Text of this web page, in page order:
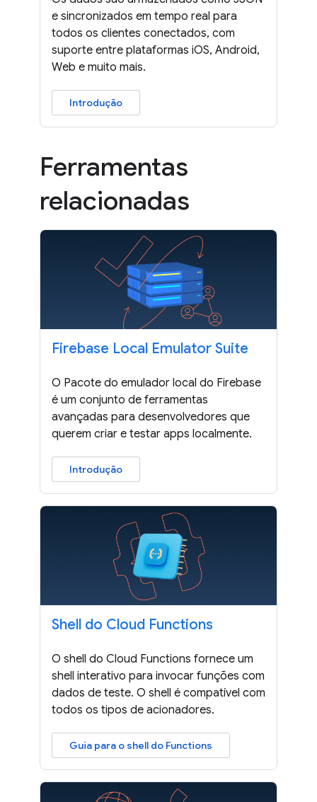
e sincronizados em tempo real para
todos os clientes conectados, com
suporte entre plataformas iOS, Android,
Web e muito mais.
Introdução
Ferramentas
relacionadas
Firebase Local Emulator Suite
O Pacote do emulador local do Firebase
é um conjunto de ferramentas
avançadas para desenvolvedores que
querem criar e testar apps localmente.
Introdução
Shell do Cloud Functions
O shell do Cloud Functions fornece um
shell interativo para invocar funções com
dados de teste. O shell é compatível com
todos os tipos de acionadores.
Guia para o shell do Functions